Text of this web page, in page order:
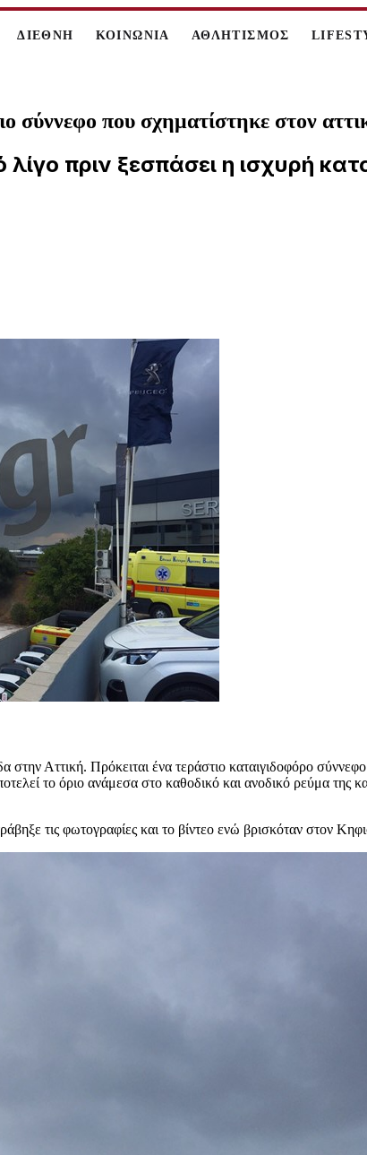
ΔΙΕΘΝΗ ΚΟΙΝΩΝΙΑ ΑΘΛΗΤΙΣΜΟΣ
σύννεφο που σχηματίστηκε στον
πριν ξεσπάσει η ισχυρή
Αττική. Πρόκειται ένα τεράστιο καταιγιδοφόρο
το όριο ανάμεσα στο καθοδικό και ανοδικό ρεύμα της
τις φωτογραφίες και το βίντεο ενώ βρισκόταν στον